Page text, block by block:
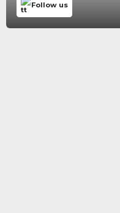
Follow us